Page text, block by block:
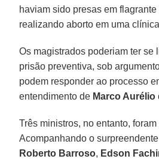
haviam sido presas em
realizando aborto em uma
Os magistrados poderiam ter se
prisão preventiva, sob
podem responder ao processo
entendimento de Marco Aurélio
Três ministros, no entanto, foram
Acompanhando o
Roberto Barroso, Edson